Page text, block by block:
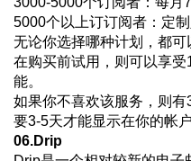
5000个以上订订阅者：定
无论你选择哪种计划，都
在购买前试用，则可以享
能。
如果你不喜欢该服务，则
要3-5天才能显示在你的帐户
06.Drip